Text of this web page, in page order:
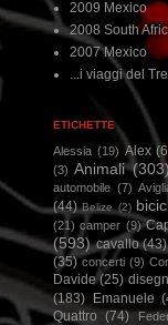
2009 Mexico
2008 South
2007 Mexico
...i viaggi del
ETICHETTE
Alessia (19) Alex
(3) Animali
automobile (7)
(44) Belize (2)
(21) camper (9)
(593) cavallo (43)
(35) concerti (9)
Davide (25)
(183)
Emanuele
Quattro (74)